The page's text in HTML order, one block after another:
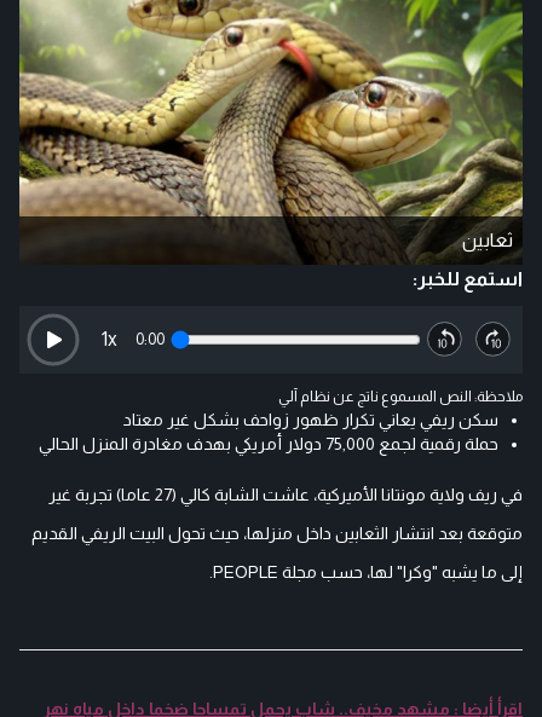
ثعابين
استمع للخبر:
0:00
1x
ملاحظة: النص المسموع ناتج عن نظام آلي
سكن ريفي يعاني تكرار ظهور زواحف بشكل غير معتاد
حملة رقمية لجمع 75,000 دولار أمريكي بهدف مغادرة المنزل الحالي
في ريف ولاية مونتانا الأميركية، عاشت الشابة كالي (27 عاما) تجربة غير
متوقعة بعد انتشار الثعابين داخل منزلها، حيث تحول البيت الريفي القديم
إلى ما يشبه "وكرا" لها، حسب مجلة PEOPLE.
اقرأ أيضا : مشهد مخيف.. شاب يحمل تمساحا ضخما داخل مياه نهر